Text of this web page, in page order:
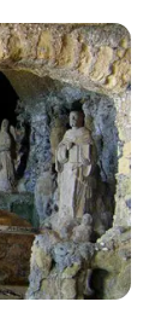
ΑΡΈΣΕΙ
ΕΓΓΡΑΦΕΊΤΕ